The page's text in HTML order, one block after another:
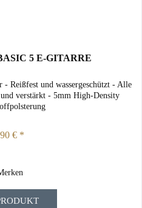
5 E-GITARRE
Reißfest und wassergeschützt - Alle
verstärkt - 5mm High-Density
€ *